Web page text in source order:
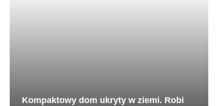
Kompaktowy dom ukryty w ziemi. Robi